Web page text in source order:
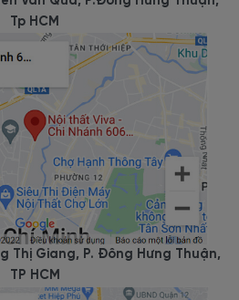
Tp HCM
Thị Giang, P. Đông Hưng Thuận,
TP HCM